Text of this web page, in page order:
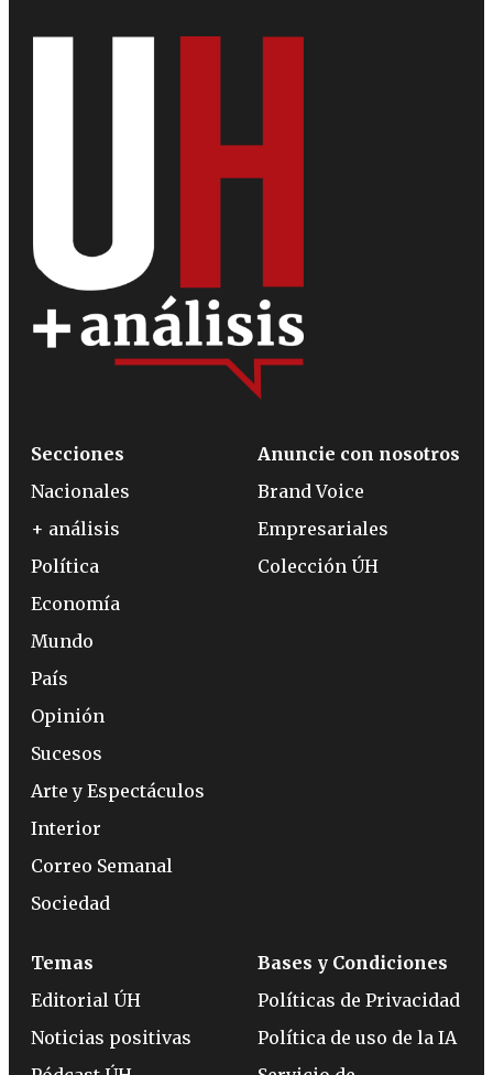
Secciones
Nacionales
+ análisis
Política
Economía
Mundo
País
Opinión
Sucesos
Arte y Espectáculos
Interior
Correo Semanal
Sociedad
Anuncie con nosotros
Brand Voice
Empresariales
Colección ÚH
Temas
Editorial ÚH
Noticias positivas
Bases y Condiciones
Políticas de Privacidad
Política de uso de la IA